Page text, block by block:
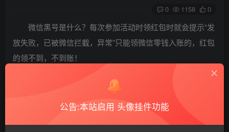
0 1158 0
微信黑号是什么？每次参加活动时领红包时就会提示“发
放失败，已被微信拦截，异常”只能领微信零钱入账的，红包
的领不到，不到账！
步骤：解除成功看最下面的最后一张图！
公告:本站启用 头像挂件功能